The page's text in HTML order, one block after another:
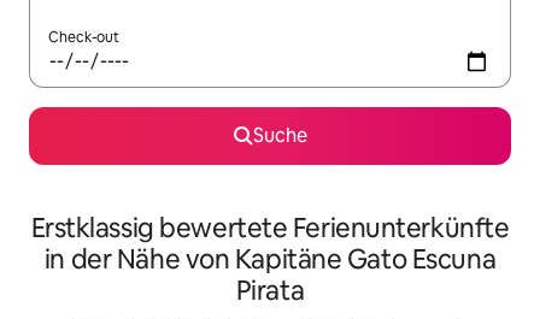
Check-out
Suche
Erstklassig bewertete Ferienunterkünfte
in der Nähe von Kapitäne Gato Escuna
Pirata